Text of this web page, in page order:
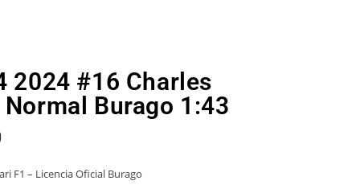
2024 #16 Charles
Burago 1:43
F1 – Licencia Oficial Burago